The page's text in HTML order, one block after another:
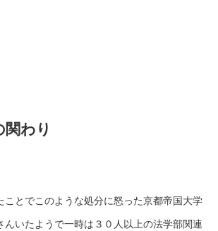
関わり
ことでこのような処分に怒った京都帝国大学
んいたようで一時は３０人以上の法学部関連